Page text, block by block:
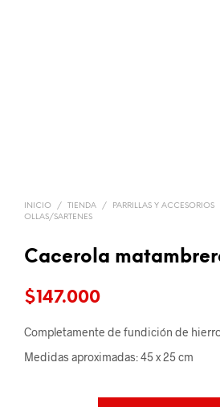
INICIO / TIENDA / PARRILLAS Y ACCESORIOS
OLLAS/SARTENES
Cacerola
$147.000
Completamente de fundición de
Medidas aproximadas: 45 x 25 cm